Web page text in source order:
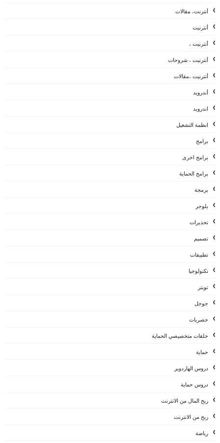
أنترنت، مقالات
أنترنيت
أنترنيت ،
أنترنيت ، شروحات
أنترنيت ،مقالات
أندرويد
اندرويد
انظمة التشغيل
برامج
برامج اخرى
برامج الحماية
برمجة
بلوجر
تحذيرات
تصميم
تطبيقات
تكنولوجيا
تويتر
جوجل
حصريات
حلقات متخصيصي الحماية
حماية
دروس الهاردوير
دروس حماية
ربح المال من الانترنت
ربح من الانترنت
رياضة